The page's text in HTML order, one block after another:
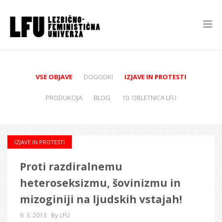
VSE OBJAVE DOGODKI IZJAVE IN PROTESTI
PRODUKCIJA BLOG 10. OBLETNICA LFU
IZJAVE IN PROTESTI
Proti razdiralnemu
heteroseksizmu, šovinizmu in
mizoginiji na ljudskih vstajah!
9. 3. 2013 By LFU